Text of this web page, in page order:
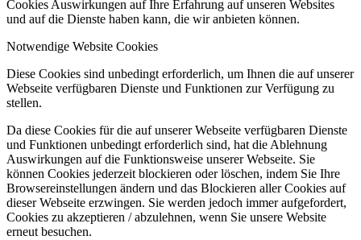
Cookies Auswirkungen auf Ihre Erfahrung auf unseren Websites
und auf die Dienste haben kann, die wir anbieten können.
Notwendige Website Cookies
Diese Cookies sind unbedingt erforderlich, um Ihnen die auf unserer
Webseite verfügbaren Dienste und Funktionen zur Verfügung zu
stellen.
Da diese Cookies für die auf unserer Webseite verfügbaren Dienste
und Funktionen unbedingt erforderlich sind, hat die Ablehnung
Auswirkungen auf die Funktionsweise unserer Webseite. Sie
können Cookies jederzeit blockieren oder löschen, indem Sie Ihre
Browsereinstellungen ändern und das Blockieren aller Cookies auf
dieser Webseite erzwingen. Sie werden jedoch immer aufgefordert,
Cookies zu akzeptieren / abzulehnen, wenn Sie unsere Website
erneut besuchen.